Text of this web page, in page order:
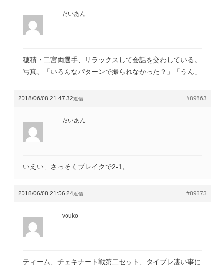
だいあん
穂積・二宮両選手、リラックスして会話を交わしている。
写真、「いろんなパターンで撮られなかった？」「うん」
2018/06/08 21:47:32 #89863
返信
だいあん
いえい、さっそくブレイクで2-1。
2018/06/08 21:56:24 #89873
返信
youko
ティーム、チェキナート戦第二セット、タイブレ凄い事に